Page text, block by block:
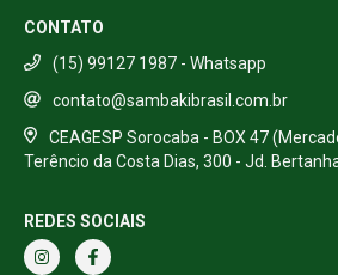
CONTATO
(15) 99127 1987 - Whatsapp
contato@sambakibrasil.com.br
CEAGESP Sorocaba - BOX 47
Terêncio da Costa Dias, 300 - Jd.
REDES SOCIAIS